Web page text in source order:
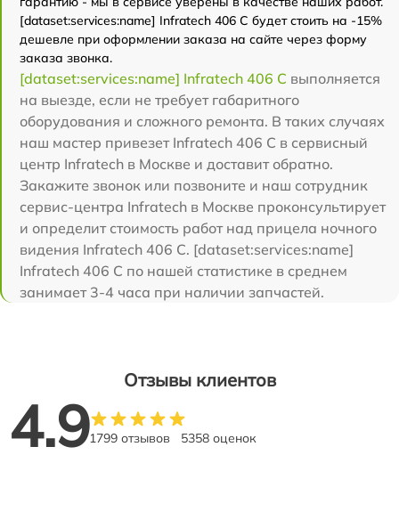
[dataset:services:name] Infratech 406 С будет стоить на -15%
дешевле при оформлении заказа на сайте через форму
заказа звонка.
[dataset:services:name] Infratech 406 С выполняется
на выезде, если не требует габаритного
оборудования и сложного ремонта. В таких случаях
наш мастер привезет Infratech 406 С в сервисный
центр Infratech в Москве и доставит обратно.
Закажите звонок или позвоните и наш сотрудник
сервис-центра Infratech в Москве проконсультирует
и определит стоимость работ над прицела ночного
видения Infratech 406 С. [dataset:services:name]
Infratech 406 С по нашей статистике в среднем
занимает 3-4 часа при наличии запчастей.
Отзывы клиентов
4.91799 отзывов 5358 оценок